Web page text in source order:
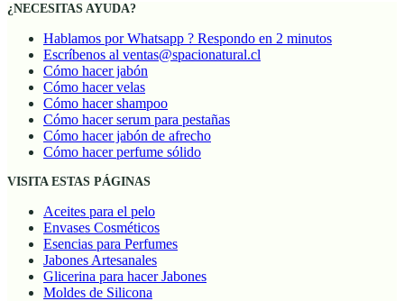
¿NECESITAS AYUDA?
Hablamos por Whatsapp ? Respondo en 2 minutos
Escríbenos al ventas@spacionatural.cl
Cómo hacer jabón
Cómo hacer velas
Cómo hacer shampoo
Cómo hacer serum para pestañas
Cómo hacer jabón de afrecho
Cómo hacer perfume sólido
VISITA ESTAS PÁGINAS
Aceites para el pelo
Envases Cosméticos
Esencias para Perfumes
Jabones Artesanales
Glicerina para hacer Jabones
Moldes de Silicona